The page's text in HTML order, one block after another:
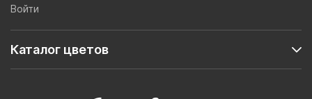
Войти
Каталог цветов